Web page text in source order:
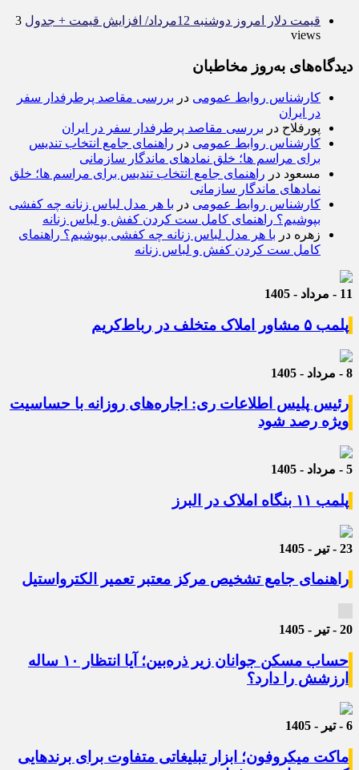
قیمت دلار امروز دوشنبه 12مرداد/ افزایش قیمت + جدول
3
views
دیدگاه‌های به‌روز مخاطبان
کارشناس روابط عمومی در بررسی مقاصد پرطرفدار سفر
در ایران
پورفلاح در بررسی مقاصد پرطرفدار سفر در ایران
کارشناس روابط عمومی در راهنمای جامع انتخاب تندیس
برای مراسم ها؛ خلق نمادهای ماندگار سازمانی
مسعود در راهنمای جامع انتخاب تندیس برای مراسم ها؛ خلق
نمادهای ماندگار سازمانی
کارشناس روابط عمومی در با هر مدل لباس زنانه چه کفشی
بپوشیم؟ راهنمای کامل ست کردن کفش و لباس زنانه
زهره در با هر مدل لباس زنانه چه کفشی بپوشیم؟ راهنمای
کامل ست کردن کفش و لباس زنانه
11 - مرداد - 1405
پلمب ۵ مشاور املاک متخلف در رباط‌کریم
8 - مرداد - 1405
رئیس پلیس اطلاعات ری: اجاره‌های روزانه با حساسیت
ویژه رصد شود
5 - مرداد - 1405
پلمب ۱۱ بنگاه املاک در البرز
23 - تیر - 1405
راهنمای جامع تشخیص مرکز معتبر تعمیر الکترواستیل
20 - تیر - 1405
حساب مسکن جوانان زیر ذره‌بین؛ آیا انتظار ۱۰ ساله
ارزشش را دارد؟
6 - تیر - 1405
ماکت میکروفون؛ ابزار تبلیغاتی متفاوت برای برندهایی